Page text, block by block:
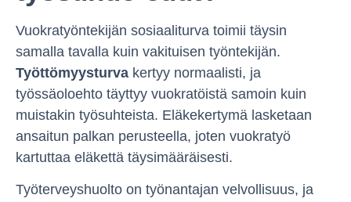
Vuokratyöntekijän sosiaaliturva toimii täysin
samalla tavalla kuin vakituisen työntekijän.
Työttömyysturva kertyy normaalisti, ja
työssäoloehto täyttyy vuokratöistä samoin kuin
muistakin työsuhteista. Eläkekertymä lasketaan
ansaitun palkan perusteella, joten vuokratyö
kartuttaa eläkettä täysimääräisesti.
Työterveyshuolto on työnantajan velvollisuus, ja